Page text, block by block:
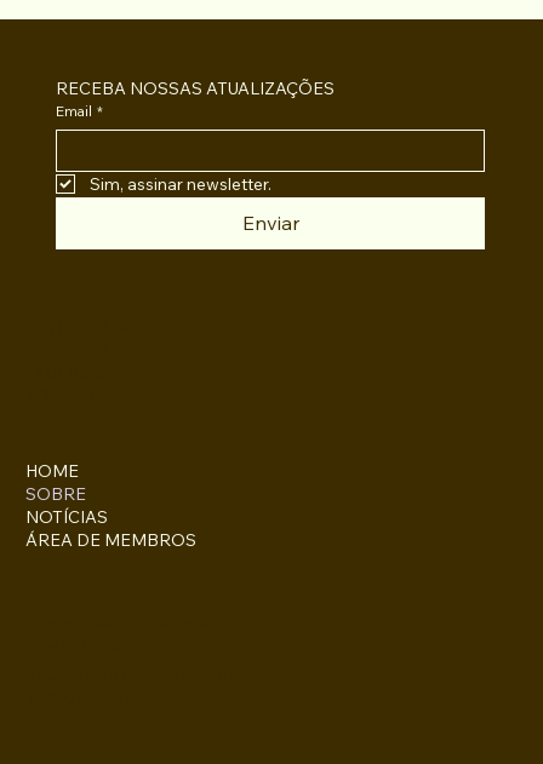
HOME
SOBRE
NOTÍCIAS
ÁREA DE MEMBROS
RECEBA NOSSAS ATUALIZAÇÕES
Email *
Sim, assinar newsletter.
Enviar